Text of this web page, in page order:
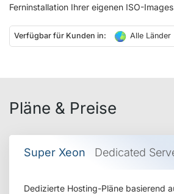
Ferninstallation Ihrer eigenen ISO-
Verfügbar für Kunden in: Alle Länder
Pläne & Preise
Super Xeon Dedicated
Dedizierte Hosting-Pläne basierend